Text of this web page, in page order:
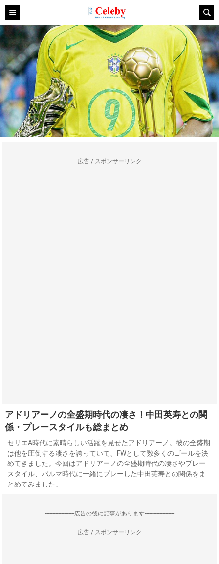
広告 / スポンサーリンク
アドリアーノの全盛期時代の凄さ！中田英寿との関
係・プレースタイルも総まとめ
セリエA時代に素晴らしい活躍を見せたアドリアーノ。彼の全盛期
は他を圧倒する凄さを誇っていて、FWとして数多くのゴールを決
めてきました。今回はアドリアーノの全盛期時代の凄さやプレー
スタイル、パルマ時代に一緒にプレーした中田英寿との関係をま
とめてみました。
--------------------広告の後に記事があります--------------------
広告 / スポンサーリンク